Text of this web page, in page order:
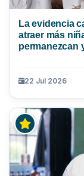
La evidencia
atraer más
permanezcan
22 Jul 2026